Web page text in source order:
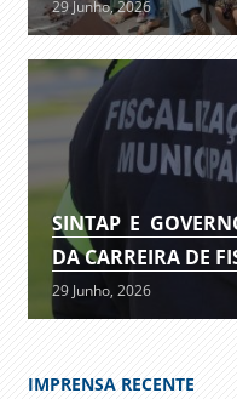
29 Junho, 2026
SINTAP E
DA CARREIRA DE
29 Junho, 2026
IMPRENSA RECENTE